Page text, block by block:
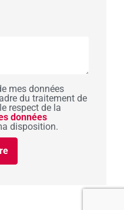
mes données
du traitement de
respect de la
données
disposition.